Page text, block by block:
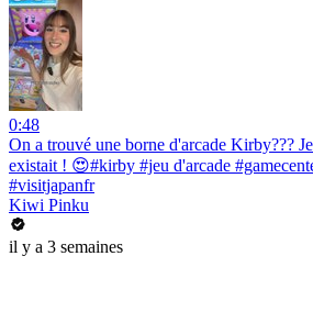
0:48
On a trouvé une borne d'arcade Kirby???
existait ! 😍#kirby #jeu d'arcade
#visitjapanfr
Kiwi Pinku
il y a 3 semaines